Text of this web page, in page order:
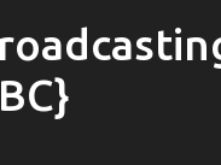
Skip to main content